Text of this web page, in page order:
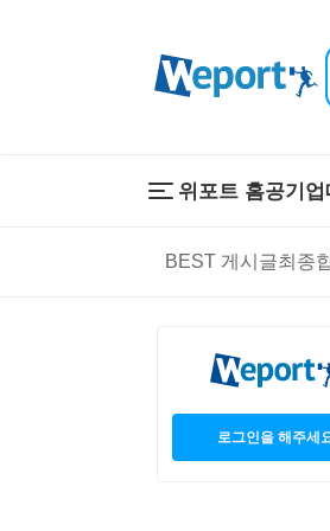
위포트 홈공기업
BEST 게시글최종온
로그인을 해주세